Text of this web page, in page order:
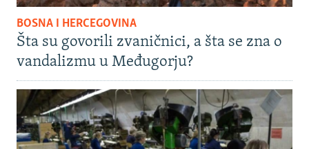
BOSNA I HERCEGOVINA
Šta su govorili zvaničnici, a šta se zna o
vandalizmu u Međugorju?